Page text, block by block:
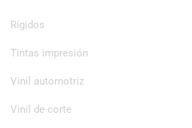
Rígidos
Tintas impresión
Vinil automotriz
Vinil de corte